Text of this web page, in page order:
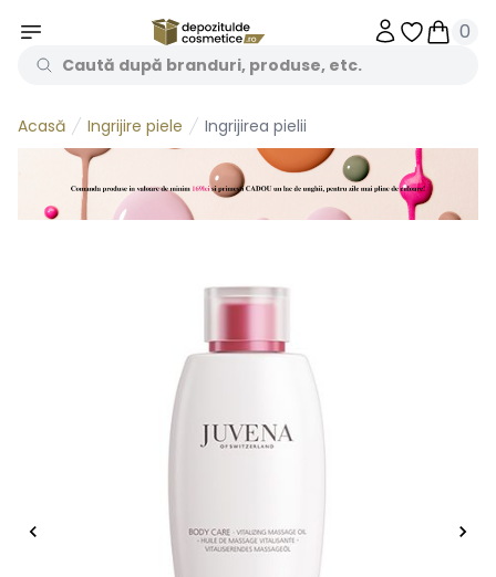
Obiecte
0
Acasă Ingrijire piele Ingrijirea pielii